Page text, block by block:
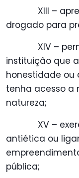
XIII –
drogado para
XIV –
instituição que
honestidade ou
tenha acesso a
natureza;
XV –
antiética ou
pública;